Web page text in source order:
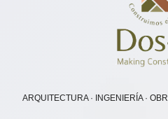
ARQUITECTURA · INGENIERÍA ·